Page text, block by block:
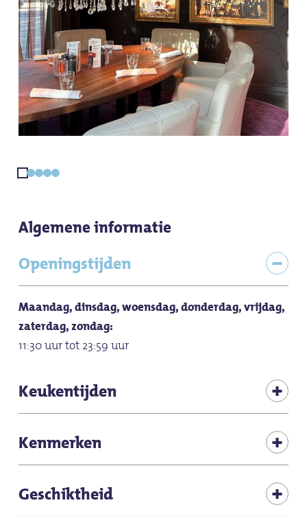
Algemene informatie
Openingstijden
Maandag, dinsdag, woensdag, donderdag, vrijdag,
zaterdag, zondag:
11:30 uur tot 23:59 uur
Keukentijden
Maandag, dinsdag, woensdag, donderdag, vrijdag,
zaterdag, zondag:
Kenmerken
Tafelreservering mogelijk
Geschiktheid